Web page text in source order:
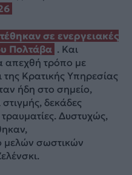
σε ενεργειακές
Πολτάβα . Και
απεχθή τρόπο με
Κρατικής Υπηρεσίας
ήδη στο σημείο,
δεκάδες
Δυστυχώς,
μελών σωστικών